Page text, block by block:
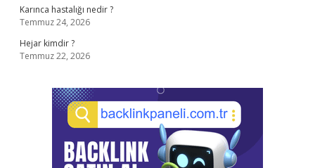
Karınca hastalığı nedir ?
Temmuz 24, 2026
Hejar kimdir ?
Temmuz 22, 2026